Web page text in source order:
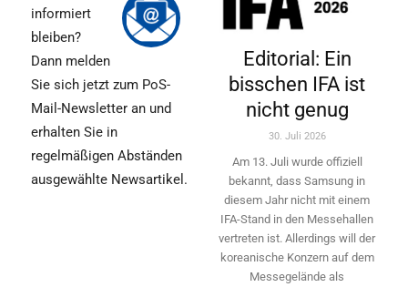
informiert
bleiben?
Dann melden
Sie sich jetzt zum PoS-
Mail-Newsletter an und
erhalten Sie in
regelmäßigen Abständen
ausgewählte Newsartikel.
Editorial: Ein
bisschen IFA ist
nicht genug
30. Juli 2026
Am 13. Juli wurde offiziell
bekannt, dass Samsung in
diesem Jahr nicht mit einem
IFA-Stand in den Messehallen
vertreten ist. Allerdings will ­der
koreanische Konzern auf dem
Messegelände als